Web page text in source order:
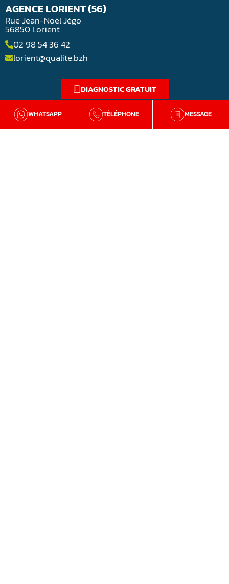
WHATSAPP TÉLÉPHONE MESSAGE
AGENCE LORIENT (56)
Rue Jean-Noël Jégo
56850 Lorient
02 98 54 36 42
lorient@qualite.bzh
DIAGNOSTIC GRATUIT